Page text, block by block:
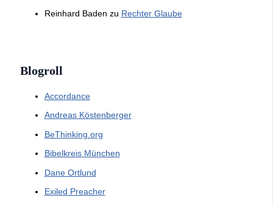
Reinhard Baden zu Rechter Glaube
Blogroll
Accordance
Andreas Köstenberger
BeThinking.org
Bibelkreis München
Dane Ortlund
Exiled Preacher